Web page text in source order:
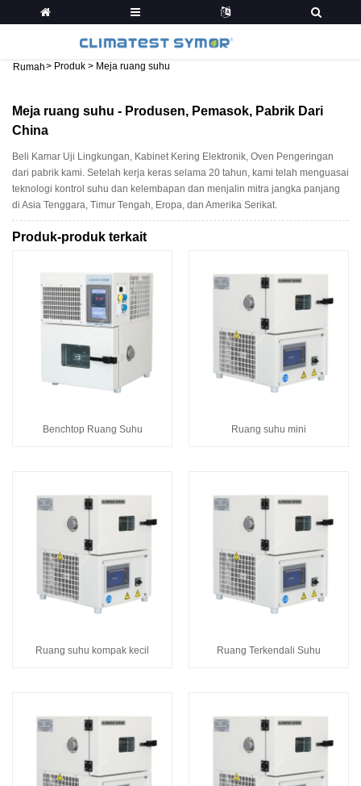
Rumah> Produk > Meja ruang suhu
Meja ruang suhu - Produsen, Pemasok, Pabrik Dari
China
Beli Kamar Uji Lingkungan, Kabinet Kering Elektronik, Oven Pengeringan
dari pabrik kami. Setelah kerja keras selama 20 tahun, kami telah menguasai
teknologi kontrol suhu dan kelembapan dan menjalin mitra jangka panjang
di Asia Tenggara, Timur Tengah, Eropa, dan Amerika Serikat.
Produk-produk terkait
Benchtop Ruang Suhu Ruang suhu mini
Ruang suhu kompak kecil Ruang Terkendali Suhu